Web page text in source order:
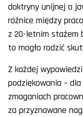
doktryny unijnej o
różnice między
z 20-letnim stażem
to mogło rodzić
Z każdej
podziękowania –
zmaganiach
za przyznawane